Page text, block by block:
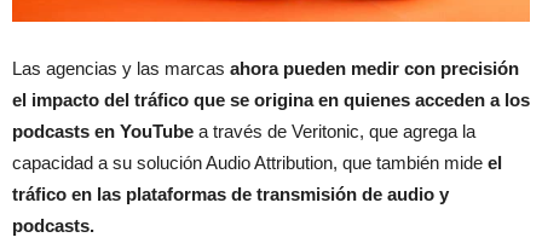
Las agencias y las marcas ahora pueden medir con precisión
el impacto del tráfico que se origina en quienes acceden a los
podcasts en YouTube a través de Veritonic, que agrega la
capacidad a su solución Audio Attribution, que también mide el
tráfico en las plataformas de transmisión de audio y
podcasts.